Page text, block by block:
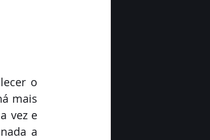
o
mais
vez e
a